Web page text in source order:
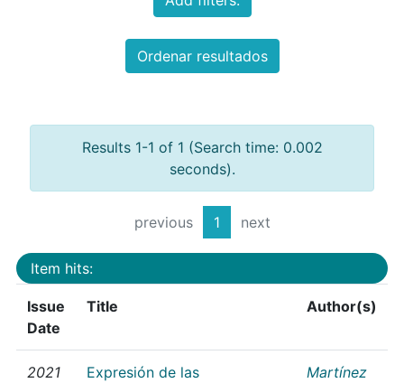
Ordenar resultados
Results 1-1 of 1 (Search time: 0.002
seconds).
previous 1 next
Item hits:
Issue
Date
Title Author(s)
2021
Expresión de las
Martínez